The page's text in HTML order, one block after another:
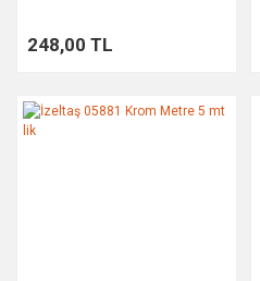
248,00 TL